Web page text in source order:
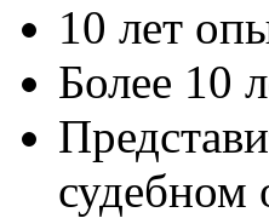
10 лет
Более 10
судебном